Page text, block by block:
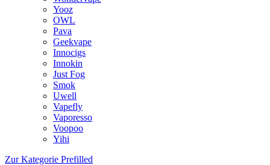
Yooz
OWL
Pava
Geekvape
Innocigs
Innokin
Just Fog
Smok
Uwell
Vapefly
Vaporesso
Voopoo
Yihi
Zur Kategorie Prefilled